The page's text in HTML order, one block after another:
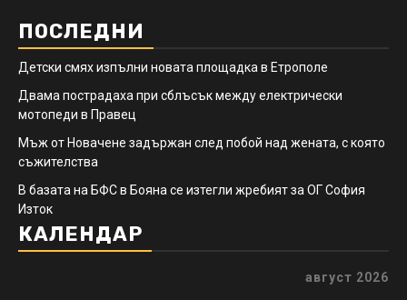
ПОСЛЕДНИ
Детски смях изпълни новата площадка в Етрополе
Двама пострадаха при сблъсък между електрически
мотопеди в Правец
Мъж от Новачене задържан след побой над жената, с която
съжителства
В базата на БФС в Бояна се изтегли жребият за ОГ София
Изток
КАЛЕНДАР
август 2026